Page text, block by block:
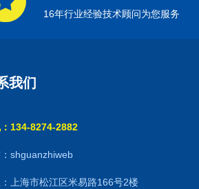
16年行业经验技术顾问为您服务
我们
134-8274-2882
shguanzhiweb
上海市松江区米易路166号2楼